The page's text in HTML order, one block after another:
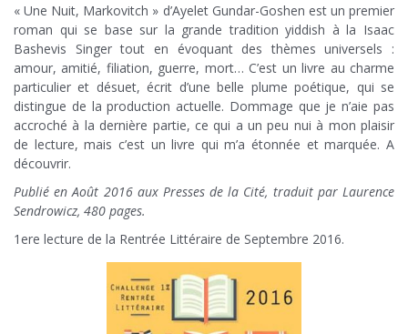
« Une Nuit, Markovitch » d’Ayelet Gundar-Goshen est un premier
roman qui se base sur la grande tradition yiddish à la Isaac
Bashevis Singer tout en évoquant des thèmes universels :
amour, amitié, filiation, guerre, mort… C’est un livre au charme
particulier et désuet, écrit d’une belle plume poétique, qui se
distingue de la production actuelle. Dommage que je n’aie pas
accroché à la dernière partie, ce qui a un peu nui à mon plaisir
de lecture, mais c’est un livre qui m’a étonnée et marquée. A
découvrir.
Publié en Août 2016 aux Presses de la Cité, traduit par Laurence
Sendrowicz, 480 pages.
1ere lecture de la Rentrée Littéraire de Septembre 2016.